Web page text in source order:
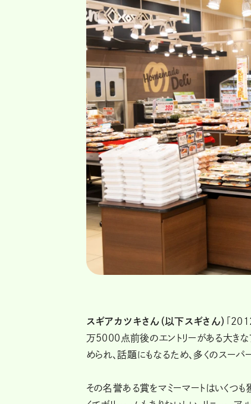
スギアカツキさん（以下スギさん）
「
万5000点前後のエントリーがある大き
められ、話題にもなるため、多くのスー
その名誉ある賞をマミーマートはいくつ